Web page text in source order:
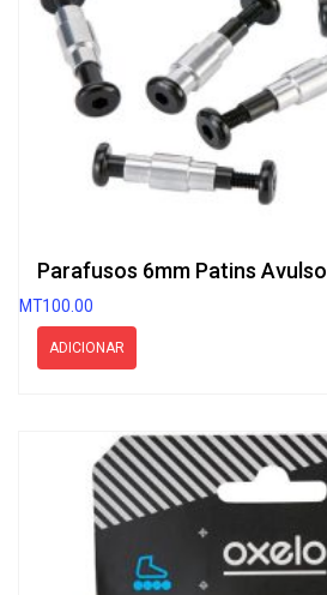
Parafusos 6mm Patins Avulso
MT100.00
ADICIONAR